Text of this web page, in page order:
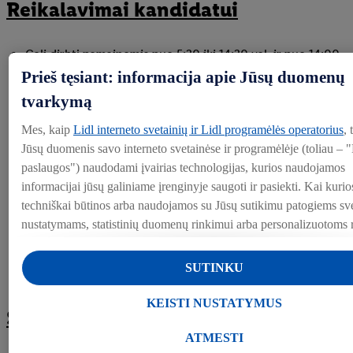
Reikalavimai kandidatui
Gali dirbti pamainomis nuo 5:30 iki 14:30 val. ir nuo 14:00
iki 22:30 val.
Profesinis arba aukštesnysis išsilavinimas
1-2 metų darbo patirtis (nebūtinai prekybos srityje)
Geri organizaciniai ir komandinio darbo igūdžiai
Gebėjimas prisiimti atsakomybę
Orientacija į klientą ir rezultatus
Siūlome
Prieš tęsiant: informacija apie Jūsų duomenų
tvarkymą
Mes, kaip Lidl interneto svetainių ir Lidl programėlės operatorius,
Jūsų duomenis savo interneto svetainėse ir programėlėje (toliau –
paslaugos") naudodami įvairias technologijas, kurios naudojamos
informacijai jūsų galiniame įrenginyje saugoti ir pasiekti. Kai
techniškai būtinos arba naudojamos su Jūsų sutikimu patogiems
nustatymams, statistinių duomenų rinkimui arba personalizuotoms
dalyvis, šiais tikslais taip pat tvarkomi duomenys apie Jūsų elgesį
apsiperkant parduotuvėje.
Skiltyje "Keisti nustatymus" galite leisti individualius tikslus ir
Paspaudę "Atmesti", galite leisti naudoti tik būtinas technologijas.
ATMESTI
KEISTI NUSTATYMUS
SUTINKU